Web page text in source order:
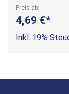
Preis ab
4,69 €
Inkl. 19%